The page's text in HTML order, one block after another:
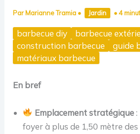
Par Marianne Tramia • Jardin •4
barbecue diy
barbecue
construction barbecue
guide
matériaux barbecue
En bref
Emplacement stratégique:
foyer à plus de 1,50 mètre